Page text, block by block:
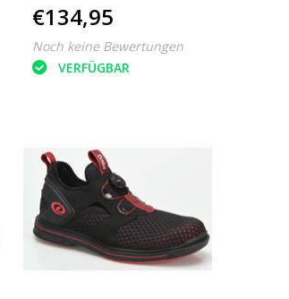
€134,95
Noch keine Bewertungen
VERFÜGBAR